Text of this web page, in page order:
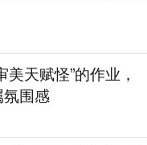
美天赋怪”的作业，
围感